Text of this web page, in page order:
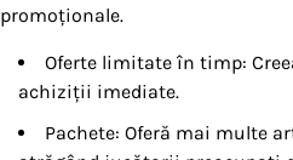
promoționale.
Oferte limitate în timp:
achiziții imediate.
Pachete: Oferă mai multe